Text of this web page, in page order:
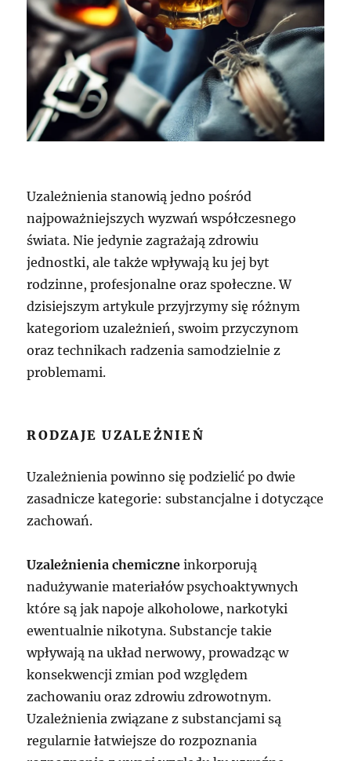
Uzależnienia stanowią jedno pośród
najpoważniejszych wyzwań współczesnego
świata. Nie jedynie zagrażają zdrowiu
jednostki, ale także wpływają ku jej byt
rodzinne, profesjonalne oraz społeczne. W
dzisiejszym artykule przyjrzymy się różnym
kategoriom uzależnień, swoim przyczynom
oraz technikach radzenia samodzielnie z
problemami.
RODZAJE UZALEŻNIEŃ
Uzależnienia powinno się podzielić po dwie
zasadnicze kategorie: substancjalne i dotyczące
zachowań.
Uzależnienia chemiczne inkorporują
nadużywanie materiałów psychoaktywnych
które są jak napoje alkoholowe, narkotyki
ewentualnie nikotyna. Substancje takie
wpływają na układ nerwowy, prowadząc w
konsekwencji zmian pod względem
zachowaniu oraz zdrowiu zdrowotnym.
Uzależnienia związane z substancjami są
regularnie łatwiejsze do rozpoznania